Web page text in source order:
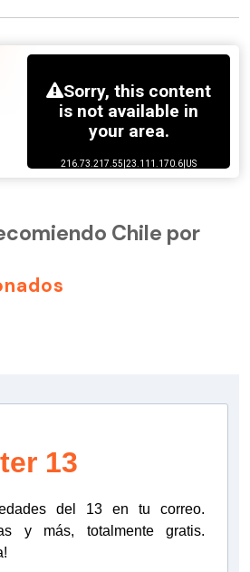
Chile por
13
del 13 en tu correo.
y más, totalmente gratis.